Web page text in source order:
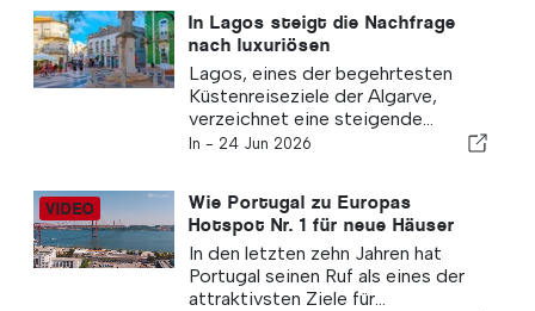
In Lagos steigt die Nachfrage
nach luxuriösen
Neubauwohnungen
Lagos, eines der begehrtesten
Küstenreiseziele der Algarve,
verzeichnet eine steigende...
In - 24 Jun 2026
Wie Portugal zu Europas
Hotspot Nr. 1 für neue Häuser
wurde
In den letzten zehn Jahren hat
Portugal seinen Ruf als eines der
attraktivsten Ziele für...